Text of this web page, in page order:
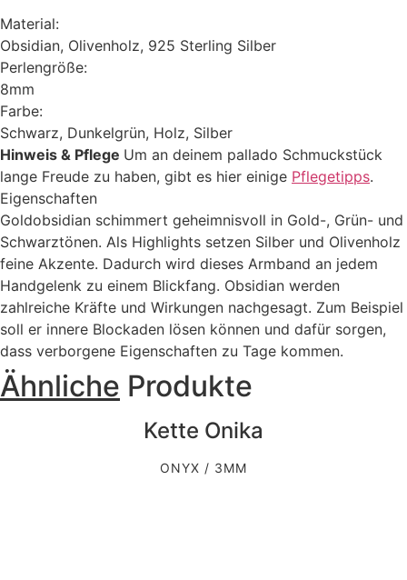
Material:
Obsidian, Olivenholz, 925 Sterling Silber
Perlengröße:
8mm
Farbe:
Schwarz, Dunkelgrün, Holz, Silber
Hinweis & Pflege Um an deinem pallado Schmuckstück
lange Freude zu haben, gibt es hier einige Pflegetipps.
Eigenschaften
Goldobsidian schimmert geheimnisvoll in Gold-, Grün- und
Schwarztönen. Als Highlights setzen Silber und Olivenholz
feine Akzente. Dadurch wird dieses Armband an jedem
Handgelenk zu einem Blickfang. Obsidian werden
zahlreiche Kräfte und Wirkungen nachgesagt. Zum Beispiel
soll er innere Blockaden lösen können und dafür sorgen,
dass verborgene Eigenschaften zu Tage kommen.
Ähnliche Produkte
Kette Onika
ONYX / 3MM